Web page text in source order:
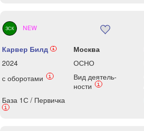
ЗСК NEW
Карвер Билд i Москва
2024
ОСНО
с оборотами
i
Вид деятель-
ности
i
База 1С / Первичка
i